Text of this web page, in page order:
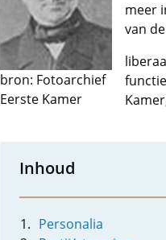
bron: Fotoarchief
Eerste Kamer
meer
van
Inhoud
Personalia